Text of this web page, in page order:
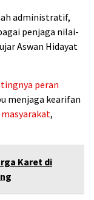
administratif,
penjaga nilai-
Aswan Hidayat
peran
menjaga kearifan
masyarakat,
Karet di